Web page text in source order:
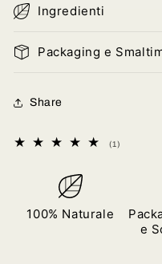
Ingredienti
Packaging e
Share
(1)
100% Naturale
e